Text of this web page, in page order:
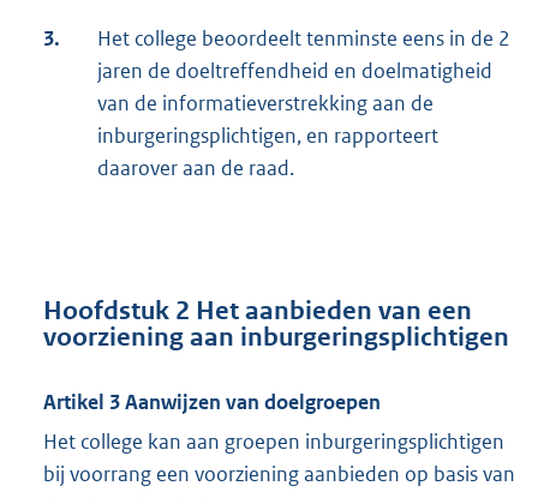
3.
Het college beoordeelt tenminste eens in de 2
jaren de doeltreffendheid en doelmatigheid
van de informatieverstrekking aan de
inburgeringsplichtigen, en rapporteert
daarover aan de raad.
Hoofdstuk 2 Het aanbieden van een
voorziening aan inburgeringsplichtigen
Artikel 3 Aanwijzen van doelgroepen
Het college kan aan groepen inburgeringsplichtigen
bij voorrang een voorziening aanbieden op basis van